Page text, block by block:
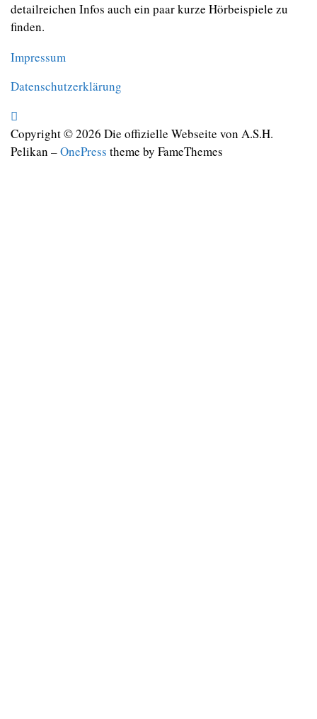
detailreichen Infos auch ein paar kurze Hörbeispiele zu
finden.
Impressum
Datenschutzerklärung
Copyright © 2026 Die offizielle Webseite von A.S.H.
Pelikan –OnePress theme by FameThemes